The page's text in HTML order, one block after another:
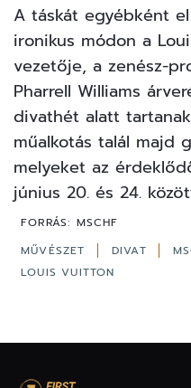
A táskát egyébként
ironikus módon a
vezetője, a zenész-
Pharrell Williams
divathét alatt
műalkotás talál majd
melyeket az
június 20. és 24.
FORRÁS: MSCHF
MŰVÉSZET
DIVAT
LOUIS VUITTON